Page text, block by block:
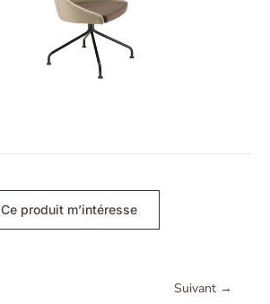
Ce produit m’intéresse
Suivant →